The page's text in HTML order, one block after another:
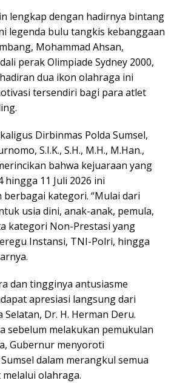
lengkap dengan hadirnya bintang
legenda bulu tangkis kebanggaan
Mohammad Ahsan,
perak Olimpiade Sydney 2000,
dua ikon olahraga ini
tersendiri bagi para atlet
Dirbinmas Polda Sumsel,
S.I.K., S.H., M.H., M.Han.,
bahwa kejuaraan yang
11 Juli 2026 ini
kategori. “Mulai dari
usia dini, anak-anak, pemula,
kategori Non-Prestasi yang
Instansi, TNI-Polri, hingga
dan tingginya antusiasme
apresiasi langsung dari
Dr. H. Herman Deru.
sebelum melakukan pemukulan
Gubernur menyoroti
dalam merangkul semua
olahraga.